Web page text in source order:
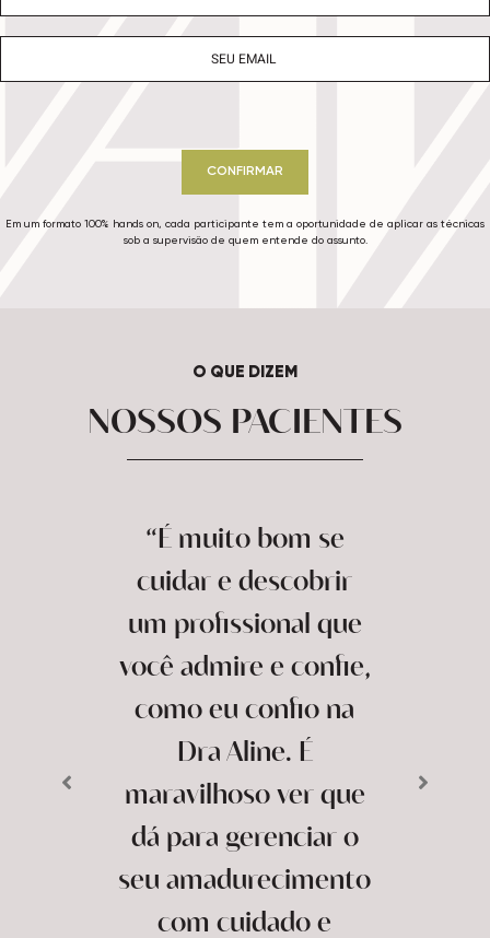
CONFIRMAR
Em um formato 100% hands on, cada participante tem a oportunidade de aplicar as técnicas
sob a supervisão de quem entende do assunto.
O QUE DIZEM
NOSSOS PACIENTES
“É muito bom se
cuidar e descobrir
um profissional que
você admire e confie,
como eu confio na
Dra Aline. É
maravilhoso ver que
dá para gerenciar o
seu amadurecimento
com cuidado e